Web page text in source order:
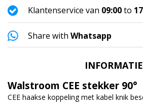
Klantenservice van 09:00to
Share with Whatsapp
INFORMATIE
Walstroom CEE stekker 90°
CEE haakse koppeling met kabel knik